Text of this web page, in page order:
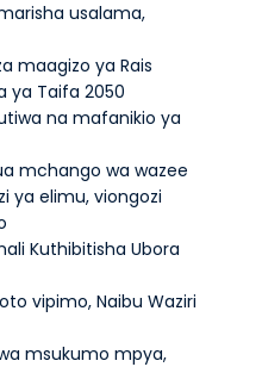
usalama,
maagizo ya Rais
ya Taifa 2050
na mafanikio ya
mchango wa wazee
ya elimu, viongozi
Kuthibitisha Ubora
vipimo, Naibu Waziri
msukumo mpya,